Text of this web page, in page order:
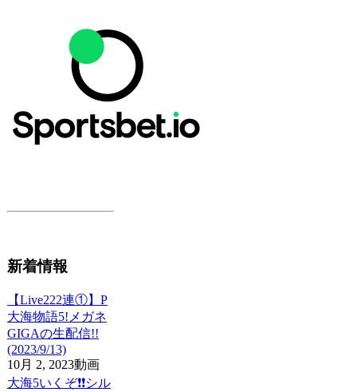
新着情報
【Live222連①】P
大海物語5!メガネ
GIGAの生配信!!
(2023/9/13)
10月 2, 2023動画
大海5いくぞ❗❗シル